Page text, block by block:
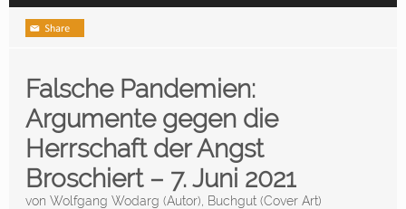
Falsche Pandemien:
Argumente gegen die
Herrschaft der Angst
Broschiert – 7. Juni 2021
von Wolfgang Wodarg (Autor), Buchgut (Cover Art)